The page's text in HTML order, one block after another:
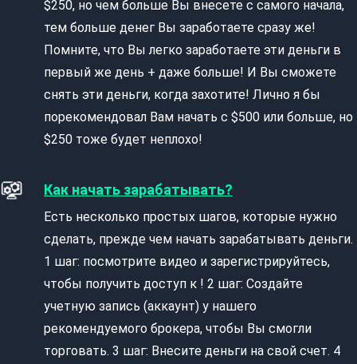
$250, но чем больше Вы внесете с самого начала,
тем больше денег Вы заработаете сразу же!
Помните, что Вы легко заработаете эти деньги в
первый же день + даже больше! И Вы сможете
снять эти деньги, когда захотите! Лично я бы
порекомендовал Вам начать с $500 или больше, но
$250 тоже будет неплохо!
Как начать зарабатывать?
Есть несколько простых шагов, которые нужно
сделать, прежде чем начать зарабатывать деньги.
1 шаг: посмотрите видео и зарегистрируйтесь,
чтобы получить доступ к ! 2 шаг: Создайте
учетную запись (аккаунт) у нашего
рекомендуемого брокера, чтобы Вы смогли
торговать. 3 шаг: Внесите деньги на свой счет. 4